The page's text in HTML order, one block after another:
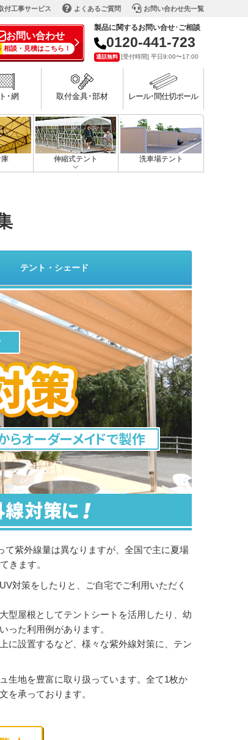
付工事サービス よくあるご質問 お問い合わせ先一覧
お問い合わせ
相談・見積はこちら！
製品に関するお問い合せ･ご相談
0120-441-723
通話無料 [受付時間] 平日9:00〜17:00
･網 取付金具･部材 レール･間仕切ポール
庫 伸縮式テント 洗車場テント
テント・シェード
紫外線量は異なりますが、全国で主に夏場
きます。
対策をしたりと、ご自宅でご利用いただく
型屋根としてテントシートを活用したり、幼
った利用例があります。
に設置するなど、様々な紫外線対策に、テン
生地を豊富に取り扱っています。全て1枚か
を承っております。